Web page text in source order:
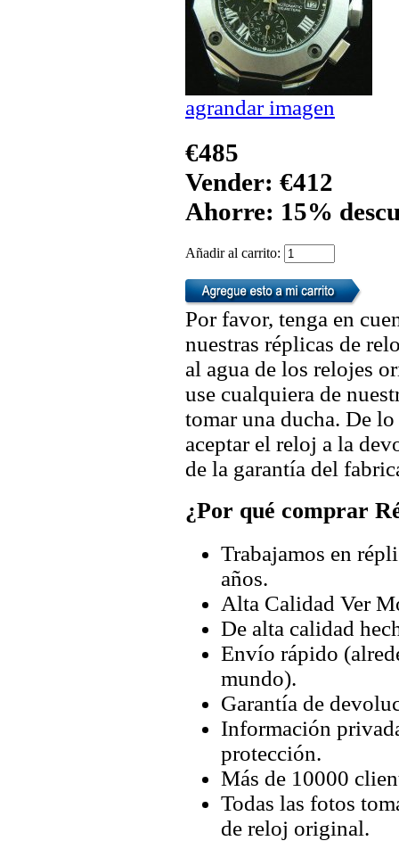
agrandar imagen
€485
Vender: €412
Ahorre: 15%
Añadir al carrito:
Por favor, tenga en
nuestras réplicas de
al agua de los relojes
use cualquiera de
tomar una ducha. De
aceptar el reloj a la
de la garantía del
¿Por qué comprar
Trabajamos en
años.
Alta Calidad Ver
De alta calidad
Envío rápido
mundo).
Garantía de
Información
protección.
Más de 10000
Todas las fotos
de reloj original.